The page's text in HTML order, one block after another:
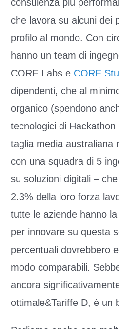
consulenza più
che lavora su alcuni dei
profilo al mondo. Con
hanno un team di
CORE Labs e CORE
dipendenti, che al
organico (spendono
tecnologici di
taglia media australiana
con una squadra di 5
su soluzioni digitali –
2.3% della loro forza
tutte le aziende hanno
per innovare su questa
percentuali dovrebbero
modo comparabili.
ancora
ottimale&Tariffe D, è un